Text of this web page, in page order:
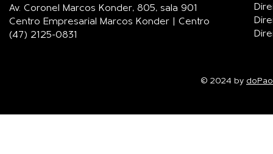
Av. Coronel Marcos Konder, 805, sala 901
Centro Empresarial Marcos Konder | Centro
(47) 2125-0831
© 2024 by